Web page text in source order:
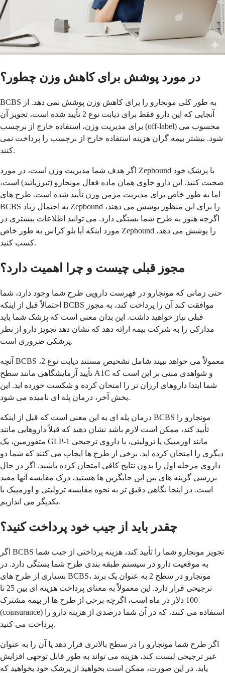
در مورد پوشش برای کاهش وزن چطور؟
BCBS به طور کلی مونجارو را برای کاهش وزن پوشش نمی دهد. از
آنجایی که این دارو فقط برای دیابت نوع 2 تأیید شده است، تجویز آن
برای مدیریت وزن، استفاده خارج از برچسب (off-label) محسوب می
شود. بیشتر بیمه گران هزینه استفاده خارج از برچسب را پرداخت نمی
کنند.
اگر هدف شما مدیریت وزن است، در مورد Zepbound با پزشک خود
صحبت کنید. این دارو حاوی همان ماده فعال مونجارو (تیرزپاتید) است،
اما به طور خاص برای مدیریت مزمن وزن تأیید شده است. طرح های
BCBS به احتمال زیاد Zepbound را برای این منظور پوشش می دهند،
اگرچه هنوز به طرح شما بستگی دارد. می توانید اطلاعات بیشتری در
مورد اینکه آیا بلو کراس به طور خاص Zepbound را پوشش می دهد،
کسب کنید.
مجوز قبلی چیست و چرا اهمیت دارد؟
حتی زمانی که مونجارو در فهرست دارویی طرح شما وجود دارد، شما
احتمالاً قبل از اینکه BCBS موافقت کند آن را پرداخت کند، به مجوز
قبلی نیاز خواهید داشت. این بدان معنی است که پزشک شما باید
مدارکی را به شرکت بیمه ارائه دهد که نشان دهد تجویز دارو از نظر
پزشکی ضروری است.
آنچه BCBS معمولاً می خواهد ببیند شامل تشخیص مستند دیابت نوع 2،
تأیید آزمایشگاهی مانند سطح A1C و شواهدی مبنی بر این است که
شما ابتدا داروهای ارزان تر را امتحان کرده و شکست خورده اید. این
بخش آخر، درمان پله ای نامیده می شود.
درمان پله ای به این معنی است که قبل از اینکه BCBS مونجارو را
تأیید کند، ممکن است لازم باشد نشان دهید که قبلاً داروهایی مانند
متفورمین، یک GLP-1 مانند اوزمپیک یا ترولیتی، یا داروی ترجیحی
دیگری را امتحان کرده اید. برخی از طرح ها ایجاب می کنند که شما دو
داروی مرحله اول را بدون نتایج کافی امتحان کرده باشید. اگر در حال
بررسی گزینه های بین این جایگزین ها هستید، درک مقایسه آنها مفید
است. در اینجا نگاهی دقیق تر به نحوه مقایسه ترولیتی و اوزمپیک با
یکدیگر می اندازیم.
چقدر باید از جیب خود پرداخت کنید؟
اگر BCBS تجویز مونجارو شما را تأیید کند، هزینه پرداختی از جیب شما
به موقعیت دارو در سیستم طبقه بندی طرح شما بستگی دارد. در
بسیاری از طرح های BCBS، مونجارو در سطح 2 به عنوان یک برند
ترجیحی قرار دارد. این معمولاً به معنای پرداخت هزینه ای بین 25 تا
100 دلار در ماه است، اگرچه برخی از طرح ها از بیمه مشترک
(coinsurance) استفاده می کنند، که در آن شما درصدی از هزینه دارو را
پرداخت می کنید.
اگر طرح شما مونجارو را در سطح بالاتری قرار دهد یا آن را به عنوان
غیر ترجیحی لیست کند، هزینه می تواند به طور قابل توجهی افزایش
یابد. در این صورت، ممکن است بخواهید از پزشک خود بخواهید که